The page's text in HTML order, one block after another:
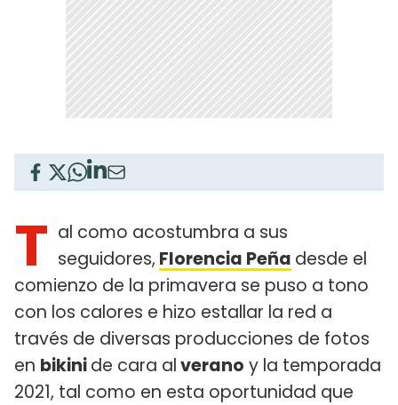
T al como acostumbra a sus
seguidores, Florencia Peña desde el
comienzo de la primavera se puso a tono
con los calores e hizo estallar la red a
través de diversas producciones de fotos
en bikinide cara alverano y la temporada
2021, tal como en esta oportunidad que